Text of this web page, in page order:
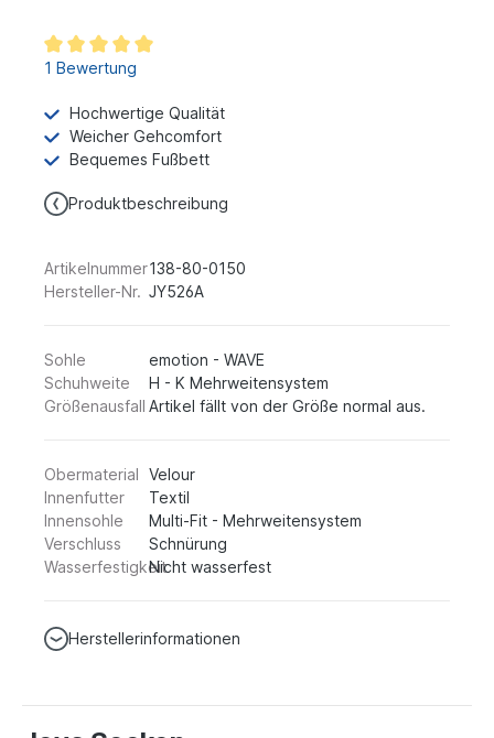
1 Bewertung
Hochwertige Qualität
Weicher Gehcomfort
Bequemes Fußbett
Produktbeschreibung
Artikelnummer138-80-0150
Hersteller-Nr. JY526A
Sohle
emotion - WAVE
Schuhweite
H - K Mehrweitensystem
Größenausfall Artikel fällt von der Größe normal aus.
Obermaterial Velour
Innenfutter
Textil
Innensohle
Multi-Fit - Mehrweitensystem
Verschluss
Schnürung
WasserfestigkeitNicht wasserfest
Herstellerinformationen